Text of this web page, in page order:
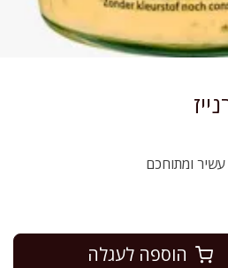
ומתוחכם
הוספה לעגלה